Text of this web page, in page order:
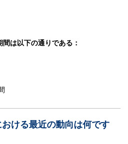
は以下の通りである：
ける最近の動向は何です